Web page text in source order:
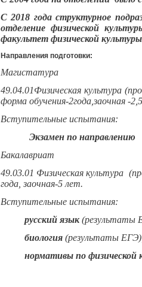
С 2018 года структурное
отделение физической
факультет физической
Направления подготовки:
Магистатура
49.04.01Физическая культура
форма обучения-2года,заочная -
Вступительные испытания:
Экзамен по направлению
Бакалавриат
49.03.01 Физическая культура
года, заочная-5 лет.
Вступительные испытания:
русский язык(результаты
биология (результаты
нормативы по физической